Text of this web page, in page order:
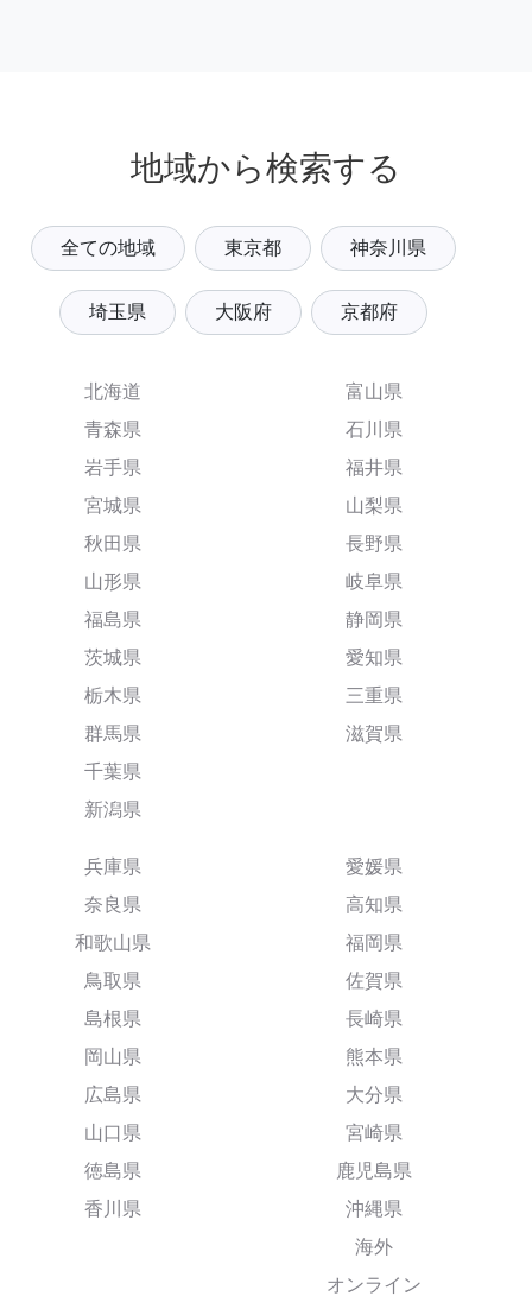
地域から検索する
全ての地域 東京都 神奈川県
埼玉県 大阪府 京都府
北海道
青森県
岩手県
宮城県
秋田県
山形県
福島県
茨城県
栃木県
群馬県
千葉県
新潟県
富山県
石川県
福井県
山梨県
長野県
岐阜県
静岡県
愛知県
三重県
滋賀県
兵庫県
奈良県
和歌山県
鳥取県
島根県
岡山県
広島県
山口県
徳島県
香川県
愛媛県
高知県
福岡県
佐賀県
長崎県
熊本県
大分県
宮崎県
鹿児島県
沖縄県
海外
オンライン